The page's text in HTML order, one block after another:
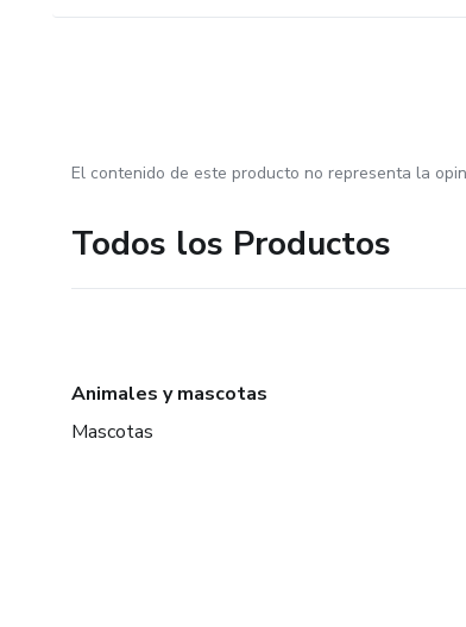
El contenido de este producto no representa la
Todos los Productos
Animales y mascotas
Mascotas